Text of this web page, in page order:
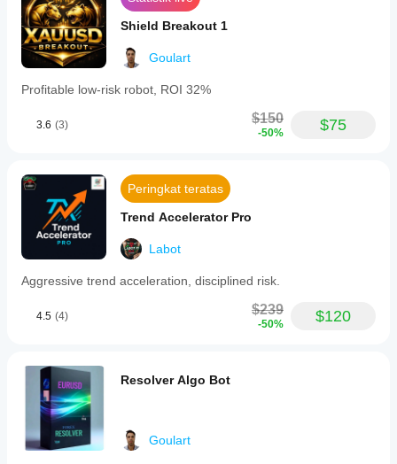
Shield Breakout 1
Goulart
Profitable low-risk robot, ROI 32%
3.6 (3) $150
-50% $75
Peringkat teratas
Trend Accelerator Pro
Labot
Aggressive trend acceleration, disciplined risk.
4.5 (4) $239
-50% $120
Resolver Algo Bot
Goulart